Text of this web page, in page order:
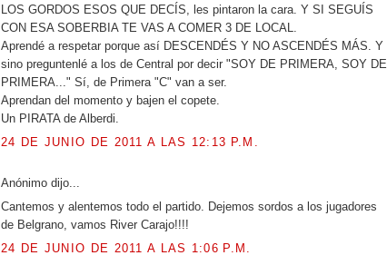
LOS GORDOS ESOS QUE DECÍS, les pintaron la cara. Y SI SEGUÍS
CON ESA SOBERBIA TE VAS A COMER 3 DE LOCAL.
Aprendé a respetar porque así DESCENDÉS Y NO ASCENDÉS MÁS. Y
sino preguntenlé a los de Central por decir "SOY DE PRIMERA, SOY DE
PRIMERA..." Sí, de Primera "C" van a ser.
Aprendan del momento y bajen el copete.
Un PIRATA de Alberdi.
24 DE JUNIO DE 2011 A LAS 12:13 P.M.
Anónimo dijo...
Cantemos y alentemos todo el partido. Dejemos sordos a los jugadores
de Belgrano, vamos River Carajo!!!!
24 DE JUNIO DE 2011 A LAS 1:06 P.M.